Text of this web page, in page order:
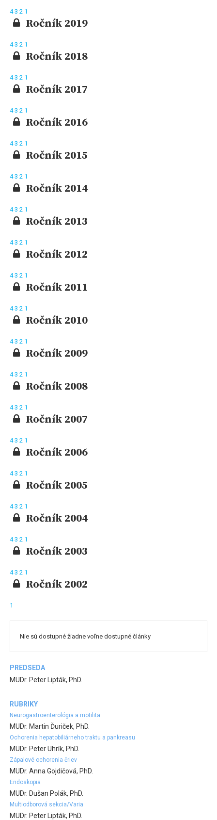
43 2 1
Ročník 2019
43 2 1
Ročník 2018
43 2 1
Ročník 2017
43 2 1
Ročník 2016
43 2 1
Ročník 2015
43 2 1
Ročník 2014
43 2 1
Ročník 2013
43 2 1
Ročník 2012
43 2 1
Ročník 2011
43 2 1
Ročník 2010
43 2 1
Ročník 2009
43 2 1
Ročník 2008
43 2 1
Ročník 2007
43 2 1
Ročník 2006
43 2 1
Ročník 2005
43 2 1
Ročník 2004
43 2 1
Ročník 2003
43 2 1
Ročník 2002
1
Nie sú dostupné žiadne voľne dostupné články
PREDSEDA
MUDr. Peter Lipták, PhD.
RUBRIKY
Neurogastroenterológia a motilita
MUDr. Martin Ďuriček, PhD.
Ochorenia hepatobiliárneho traktu a pankreasu
MUDr. Peter Uhrík, PhD.
Zápalové ochorenia čriev
MUDr. Anna Gojdičová, PhD.
Endoskopia
MUDr. Dušan Polák, PhD.
Multiodborová sekcia/Varia
MUDr. Peter Lipták, PhD.